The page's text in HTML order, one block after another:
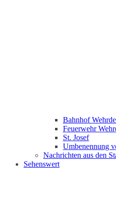
Bahnhof
Feuerwehr
St. Josef
Umbenennung
Nachrichten aus den
Sehenswert